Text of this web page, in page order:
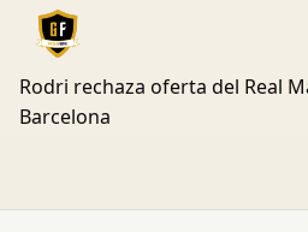
Rodri rechaza oferta del Real
Barcelona